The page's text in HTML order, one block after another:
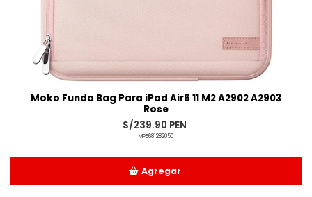
Moko Funda Bag Para iPad Air6 11 M2 A2902 A2903
Rose
S/239.90 PEN
MPE681282050
Agregar